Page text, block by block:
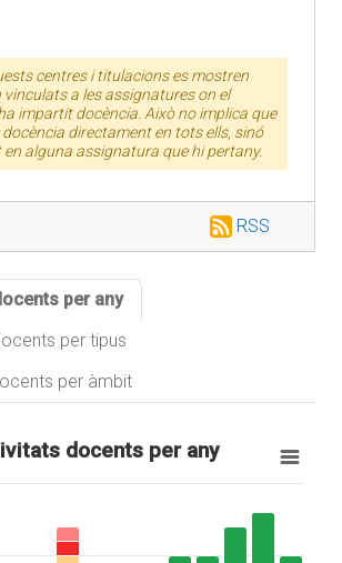
centres i titulacions es mostren
vinculats a les assignatures on el
impartit docència. Això no implica que
directament en tots ells, sinó
en alguna assignatura que hi pertany.
RSS
per any
per tipus
per àmbit
docents per any